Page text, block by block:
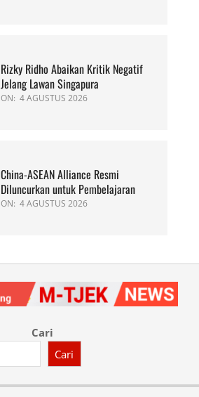
Rizky Ridho Abaikan Kritik Negatif
Jelang Lawan Singapura
ON: 4 AGUSTUS 2026
China-ASEAN Alliance Resmi
Diluncurkan untuk Pembelajaran
ON: 4 AGUSTUS 2026
Cari
Cari